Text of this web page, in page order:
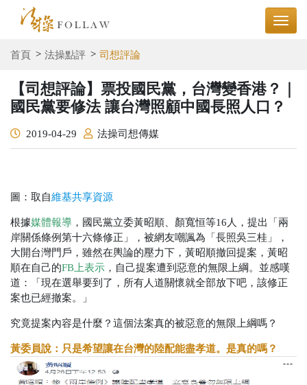
首頁 法操點評 司想評論
【司想評論】票投國民黨，台灣變香港？｜
國民黨要修法 讓台灣照顧中國長照人口？
2019-04-29 法操司想傳媒
圖：取自維基共享資源
根據媒體報導 ，國民黨立委黃昭順、顏寬恒等16人，提出「兩
岸關係條例第十六條修正」，被網友嘲諷為「長照吳三桂」，
大開台灣門戶，雖然在輿論的壓力下，黃昭順撤回提案，黃昭
順在自己的FB上表示 ，自己提案遭到惡意的無限上綱。並感嘆
道：「現在選舉要到了，所有人道關懷就全部放下吧，該修正
案也已經撤案。」
究竟提案內容是什麼？這個法案真的被惡意的無限上綱嗎？
黃委員說：只是希望讓在台灣的陸配能盡孝道。是真的嗎？